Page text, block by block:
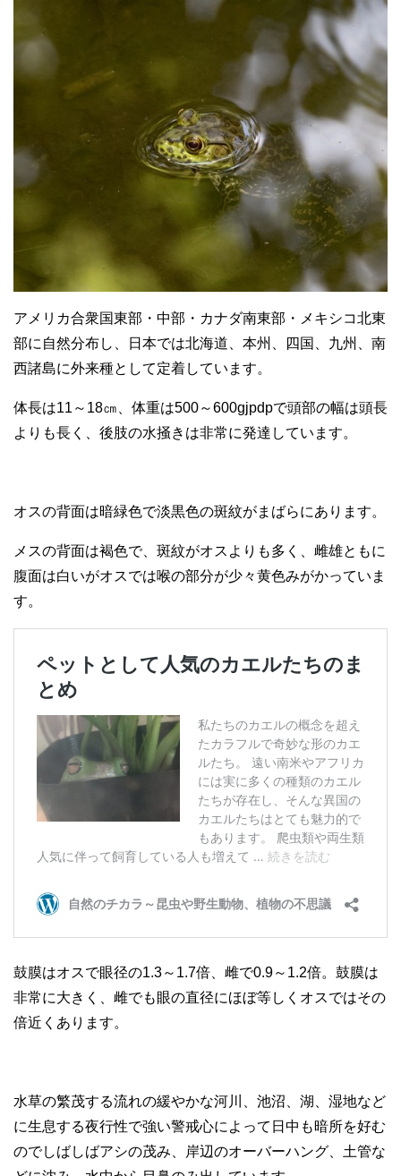
アメリカ合衆国東部・中部・カナダ南東部・メキシコ北東
部に自然分布し、日本では北海道、本州、四国、九州、南
西諸島に外来種として定着しています。
体長は11～18㎝、体重は500～600gjpdpで頭部の幅は頭長
よりも長く、後肢の水掻きは非常に発達しています。
オスの背面は暗緑色で淡黒色の斑紋がまばらにあります。
メスの背面は褐色で、斑紋がオスよりも多く、雌雄ともに
腹面は白いがオスでは喉の部分が少々黄色みがかっていま
す。
鼓膜はオスで眼径の1.3～1.7倍、雌で0.9～1.2倍。鼓膜は
非常に大きく、雌でも眼の直径にほぼ等しくオスではその
倍近くあります。
水草の繁茂する流れの緩やかな河川、池沼、湖、湿地など
に生息する夜行性で強い警戒心によって日中も暗所を好む
のでしばしばアシの茂み、岸辺のオーバーハング、土管な